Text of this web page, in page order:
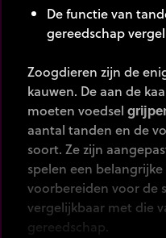
De functie van
gereedschap
Zoogdieren zijn de
kauwen. De aan de
moeten voedsel
aantal tanden en de
soort. Ze zijn
spelen een
voorbereiden voor de
vergelijkbaar met die
gereedschap.